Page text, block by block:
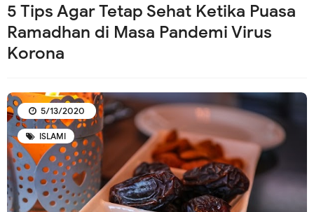
5 Tips Agar Tetap Sehat Ketika Puasa
Ramadhan di Masa Pandemi Virus
Korona
ISLAMI
5/13/2020